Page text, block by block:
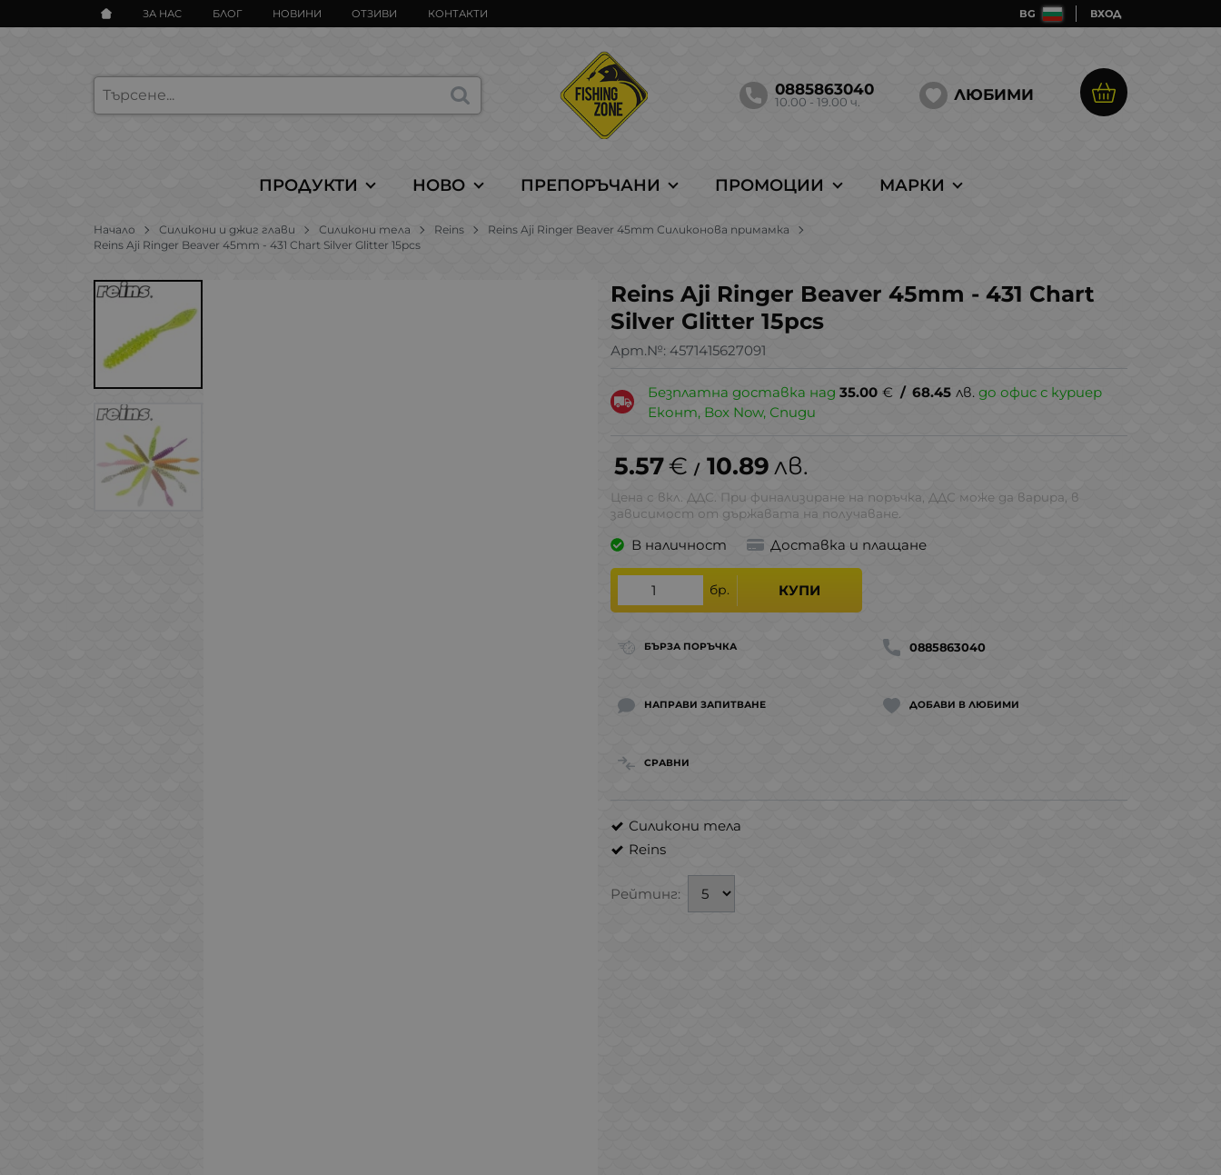
ЗА НАС БЛОГ НОВИНИ ОТЗИВИ КОНТАКТИ BG ВХОД
0885863040
10.00 - 19.00 ч. ЛЮБИМИ
ПРОДУКТИ ПРОМОЦИИ
НОВО ПРЕПОРЪЧАНИ МАРКИ
Начало Силикони и джиг глави Силикони тела Reins
Reins Aji Ringer Beaver 45mm Силиконова примамка
Reins Aji Ringer Beaver 45mm - 431 Chart Silver Glitter 15pcs
Reins Aji Ringer Beaver 45mm - 431 Chart
Silver Glitter 15pcs
Арт.№: 4571415627091
Безплатна доставка над35.00 € / 68.45 лв. до офис с куриер
Еконт, Box Now, Спиди
5.57€ / 10.89лв.
Цена с вкл. ДДС. При финализиране на поръчка, ДДС може да варира, в
зависимост от държавата на получаване.
В наличност Доставка и плащане
бр. КУПИ
БЪРЗА ПОРЪЧКА 0885863040
НАПРАВИ ЗАПИТВАНЕ ДОБАВИ В ЛЮБИМИ
СРАВНИ
Силикони тела
Reins
Рейтинг: